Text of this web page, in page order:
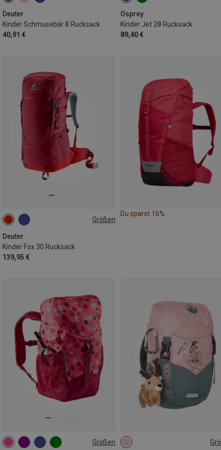
Deuter
Kinder Schmusebär 8 Rucksack
40,91 €
Osprey
Kinder Jet 28 Rucksack
89,40 €
Größen
Deuter
Kinder Fox 30 Rucksack
139,95 €
30L
Du sparst 16%
Größen
10L 10L